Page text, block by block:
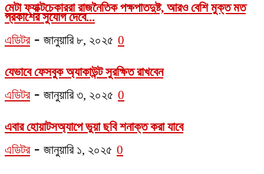
মেটা ফ্যাক্টচেকাররা রাজনৈতিক পক্ষপাতদুষ্ট, আরও বেশি মুক্ত মত
প্রকাশের সুযোগ দেবে...
এডিটর - জানুয়ারি ৮, ২০২৫ 0
যেভাবে ফেসবুক অ্যাকাউন্ট সুরক্ষিত রাখবেন
এডিটর - জানুয়ারি ৩, ২০২৫ 0
এবার হোয়াটসঅ্যাপে ভুয়া ছবি শনাক্ত করা যাবে
এডিটর - জানুয়ারি ১, ২০২৫ 0